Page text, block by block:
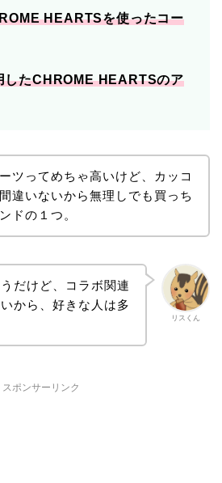
HEARTSを使ったコー
したCHROME HEARTSのア
ツってめちゃ高いけど、カッコ
違いないから無理しでも買っち
ドの１つ。
リスくん
だけど、コラボ関連
から、好きな人は多
スポンサーリンク